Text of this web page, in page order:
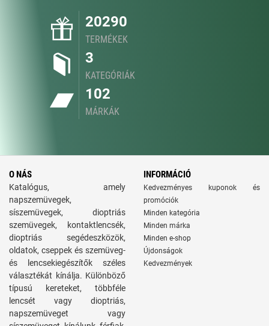
20290
TERMÉKEK
3
KATEGÓRIÁK
102
MÁRKÁK
O NÁS
Katalógus, amely
napszemüvegek,
síszemüvegek, dioptriás
szemüvegek, kontaktlencsék,
dioptriás segédeszközök,
oldatok, cseppek és szemüveg-
és lencsekiegészítők széles
választékát kínálja. Különböző
típusú kereteket, többféle
lencsét vagy dioptriás,
napszemüveget vagy
INFORMÁCIÓ
Kedvezményes kuponok és
promóciók
Minden kategória
Minden márka
Minden e-shop
Újdonságok
Kedvezmények